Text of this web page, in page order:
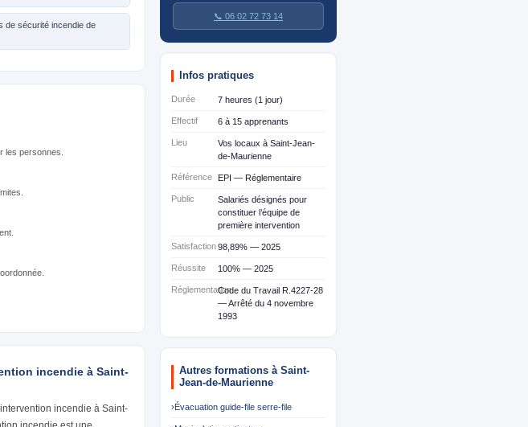
de sécurité incendie de
les personnes.
incendie à Saint-
incendie à Saint-
📞 06 02 72 73 14
Infos pratiques
Durée 7 heures (1 jour)
Effectif 6 à 15 apprenants
Lieu
Vos locaux à Saint-Jean-
de-Maurienne
Référence EPI — Réglementaire
Public
Salariés désignés pour
constituer l’équipe de
première intervention
Satisfaction98,89% — 2025
Réussite 100% — 2025
RéglementationCode du Travail R.4227-28
— Arrêté du 4 novembre
1993
Autres formations à Saint-
Jean-de-Maurienne
›Évacuation guide-file serre-file